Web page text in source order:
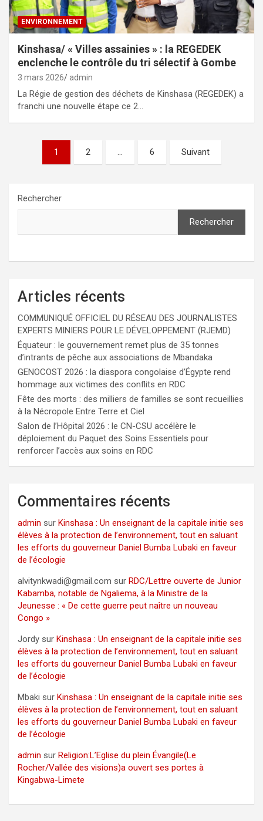
ENVIRONNEMENT
Kinshasa/ « Villes assainies » : la REGEDEK
enclenche le contrôle du tri sélectif à Gombe
3 mars 2026 admin
La Régie de gestion des déchets de Kinshasa (REGEDEK) a
franchi une nouvelle étape ce 2…
Pagination
1 2 … 6 Suivant
Rechercher
Rechercher
Articles récents
COMMUNIQUÉ OFFICIEL DU RÉSEAU DES JOURNALISTES
EXPERTS MINIERS POUR LE DÉVELOPPEMENT (RJEMD)
Équateur : le gouvernement remet plus de 35 tonnes
d’intrants de pêche aux associations de Mbandaka
GENOCOST 2026 : la diaspora congolaise d’Égypte rend
hommage aux victimes des conflits en RDC
Fête des morts : des milliers de familles se sont recueillies
à la Nécropole Entre Terre et Ciel
Salon de l’Hôpital 2026 : le CN-CSU accélère le
déploiement du Paquet des Soins Essentiels pour
renforcer l’accès aux soins en RDC
Commentaires récents
admin sur Kinshasa : Un enseignant de la capitale initie ses
élèves à la protection de l’environnement, tout en saluant
les efforts du gouverneur Daniel Bumba Lubaki en faveur
de l’écologie
alvitynkwadi@gmail.com sur RDC/Lettre ouverte de Junior
Kabamba, notable de Ngaliema, à la Ministre de la
Jeunesse : « De cette guerre peut naître un nouveau
Congo »
Jordy sur Kinshasa : Un enseignant de la capitale initie ses
élèves à la protection de l’environnement, tout en saluant
les efforts du gouverneur Daniel Bumba Lubaki en faveur
de l’écologie
Mbaki sur Kinshasa : Un enseignant de la capitale initie ses
élèves à la protection de l’environnement, tout en saluant
les efforts du gouverneur Daniel Bumba Lubaki en faveur
de l’écologie
admin sur Religion:L’Eglise du plein Évangile(Le
Rocher/Vallée des visions)a ouvert ses portes à
Kingabwa-Limete